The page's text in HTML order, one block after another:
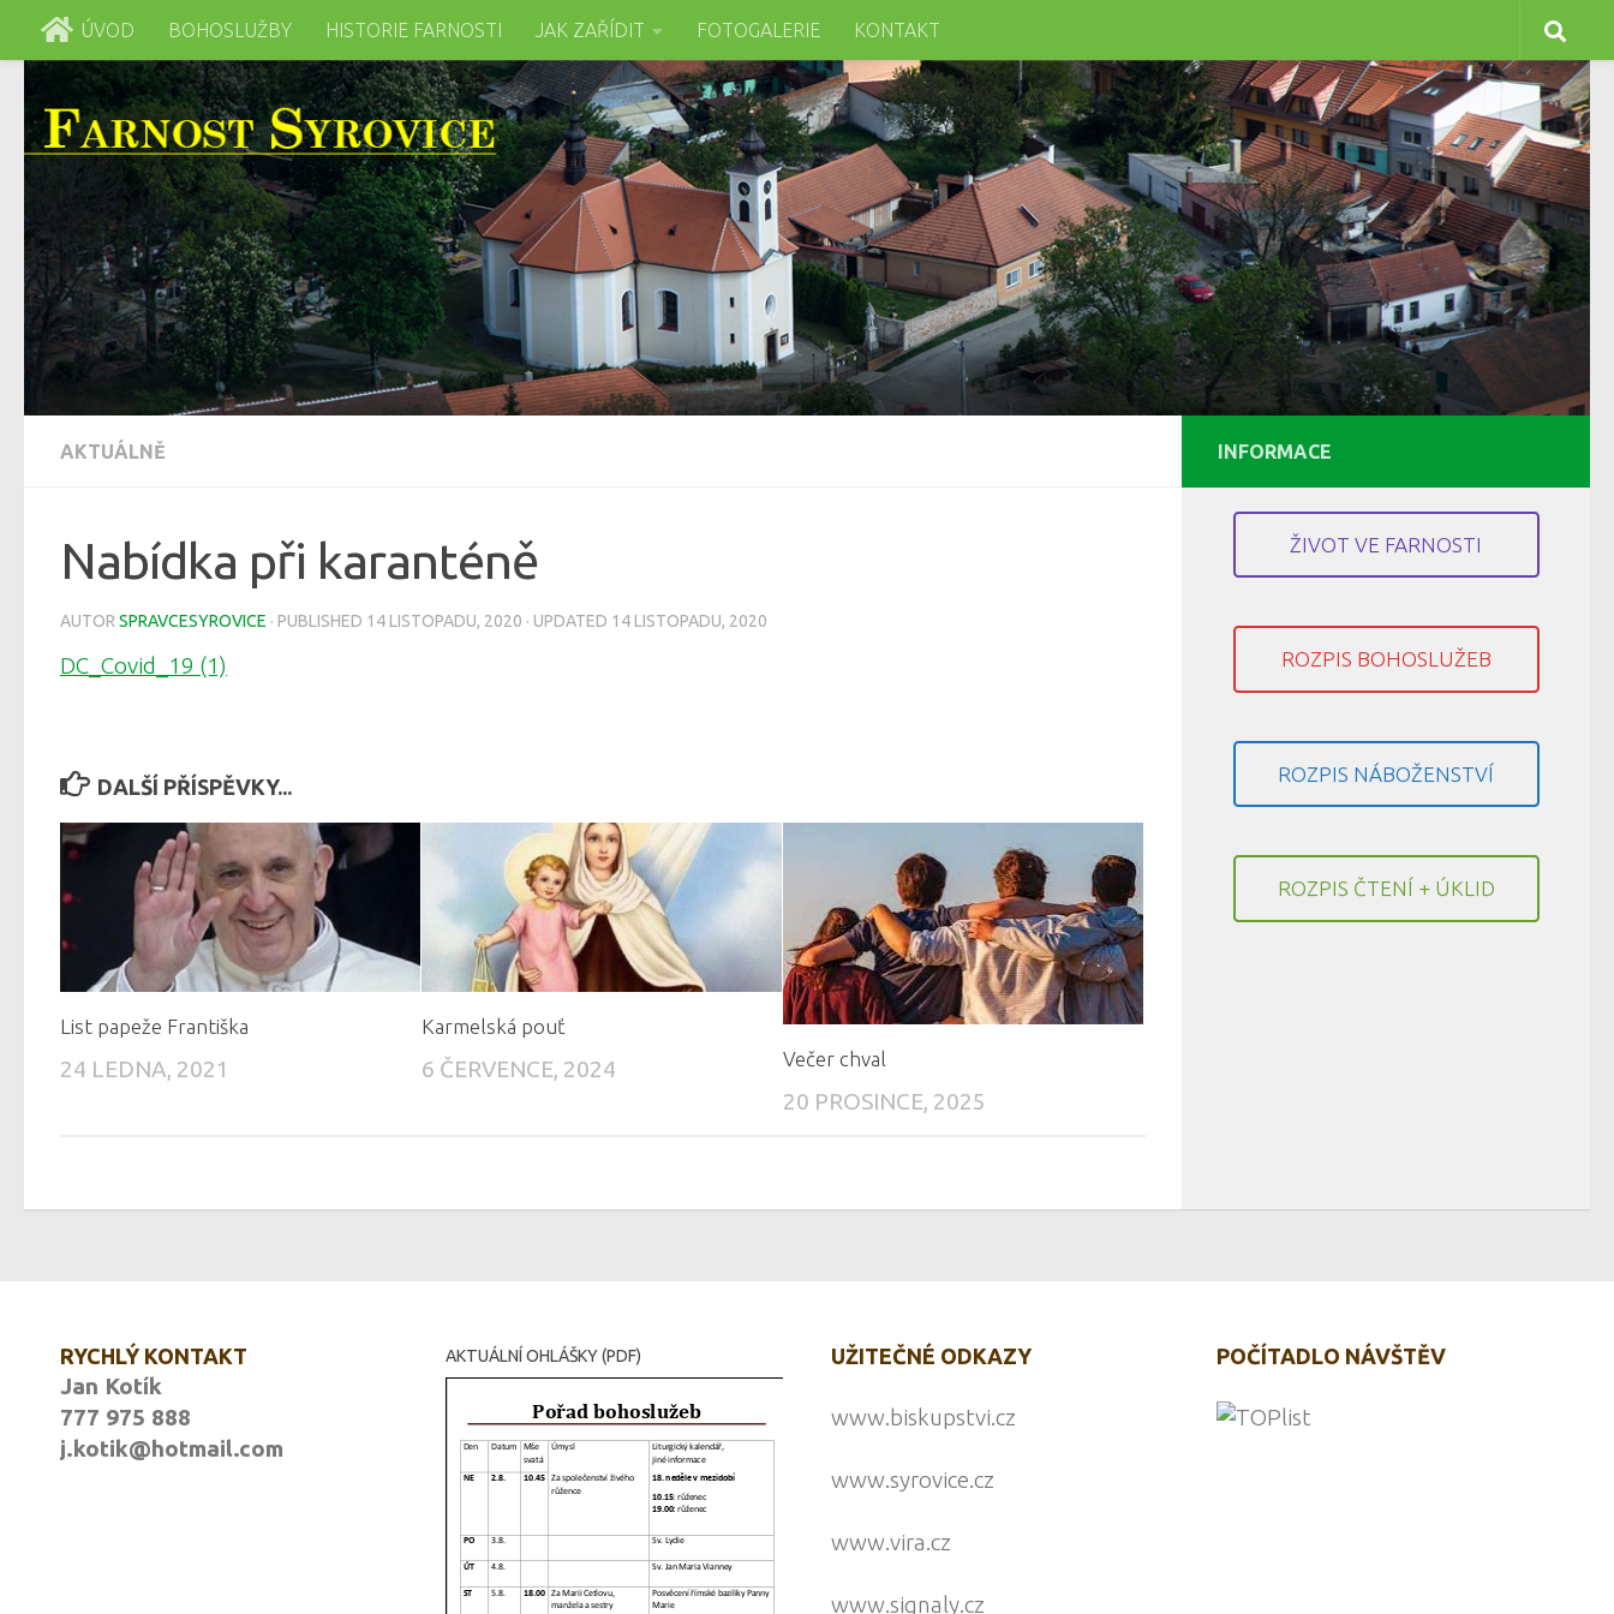
Skip to content
ÚVOD BOHOSLUŽBY HISTORIE FARNOSTI JAK ZAŘÍDIT FOTOGALERIE KONTAKT
AKTUÁLNĚ
Nabídka při karanténě
AUTOR SPRAVCESYROVICE · PUBLISHED 14 LISTOPADU, 2020 · UPDATED 14 LISTOPADU, 2020
DC_Covid_19 (1)
DALŠÍ PŘÍSPĚVKY...
List papeže Františka
24 LEDNA, 2021
Karmelská pouť
6 ČERVENCE, 2024 Večer chval
20 PROSINCE, 2025
INFORMACE
ŽIVOT VE FARNOSTI
ROZPIS BOHOSLUŽEB
ROZPIS NÁBOŽENSTVÍ
ROZPIS ČTENÍ + ÚKLID
RYCHLÝ KONTAKT
Jan Kotík
777 975 888
j.kotik@hotmail.com
AKTUÁLNÍ OHLÁŠKY (PDF) UŽITEČNÉ ODKAZY
www.biskupstvi.cz
www.syrovice.cz
www.vira.cz
www.signaly.cz
POČÍTADLO NÁVŠTĚV